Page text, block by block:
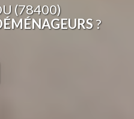
(78400)
?